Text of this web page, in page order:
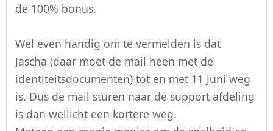
de 100% bonus.
Wel even handig om te vermelden is dat
Jascha (daar moet de mail heen met de
identiteitsdocumenten) tot en met 11 Juni weg
is. Dus de mail sturen naar de support afdeling
is dan wellicht een kortere weg.